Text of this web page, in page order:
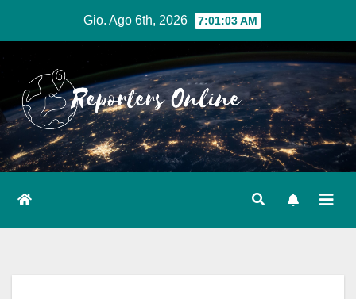
contenuto
Gio. Ago 6th, 2026 7:01:04 AM